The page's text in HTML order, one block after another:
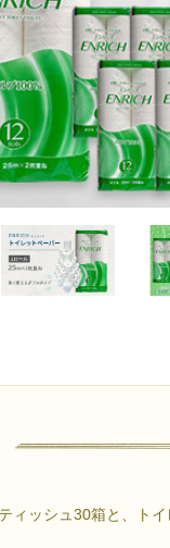
ィッシュ30箱と、トイ